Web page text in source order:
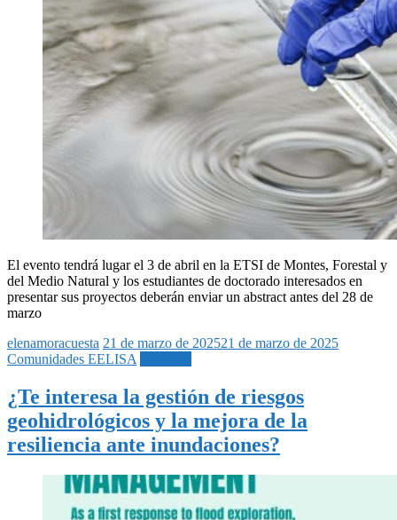
El evento tendrá lugar el 3 de abril en la ETSI de Montes, Forestal y
del Medio Natural y los estudiantes de doctorado interesados en
presentar sus proyectos deberán enviar un abstract antes del 28 de
marzo
elenamoracuesta 21 de marzo de 202521 de marzo de 2025
Comunidades EELISA
¿Te interesa la gestión de riesgos
geohidrológicos y la mejora de la
resiliencia ante inundaciones?